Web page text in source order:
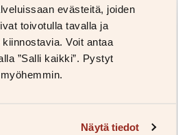
evästeitä, joiden
toivotulla tavalla ja
Voit antaa
”Salli kaikki”. Pystyt
Näytä tiedot